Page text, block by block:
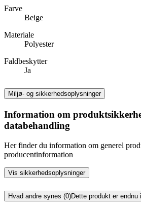
Farve
Beige
Materiale
Polyester
Faldbeskytter
Ja
Miljø- og sikkerhedsoplysninger
Information om
databehandling
Her finder du information om generel
producentinformation
Vis sikkerhedsoplysninger
Hvad andre synes (0)Dette produkt er